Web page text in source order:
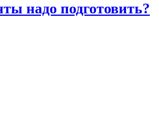
надо подготовить?